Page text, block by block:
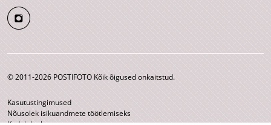
© 2011-2026 POSTIFOTO Kõik õigused onkaitstud.
Kasutustingimused
Nõusolek isikuandmete töötlemiseks